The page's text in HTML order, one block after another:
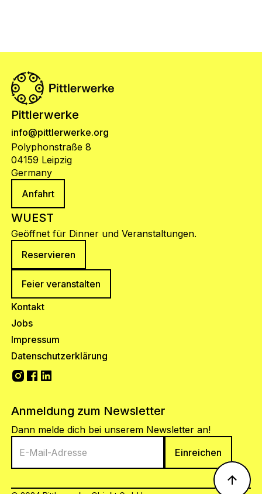
Pittlerwerke
info@pittlerwerke.org
Polyphonstraße 8
04159 Leipzig
Germany
Anfahrt
WUEST
Geöffnet für Dinner und Veranstaltungen.
Reservieren
Feier veranstalten
Kontakt
Jobs
Impressum
Datenschutzerklärung
Anmeldung zum Newsletter
Dann melde dich bei unserem Newsletter an!